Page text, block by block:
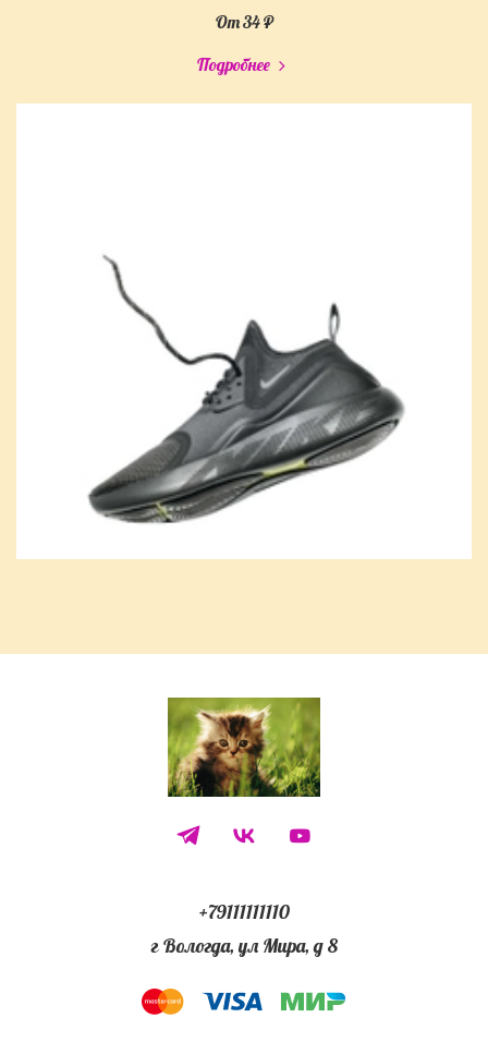
От34 ₽
Подробнее
+79111111110
г Вологда, ул Мира, д 8